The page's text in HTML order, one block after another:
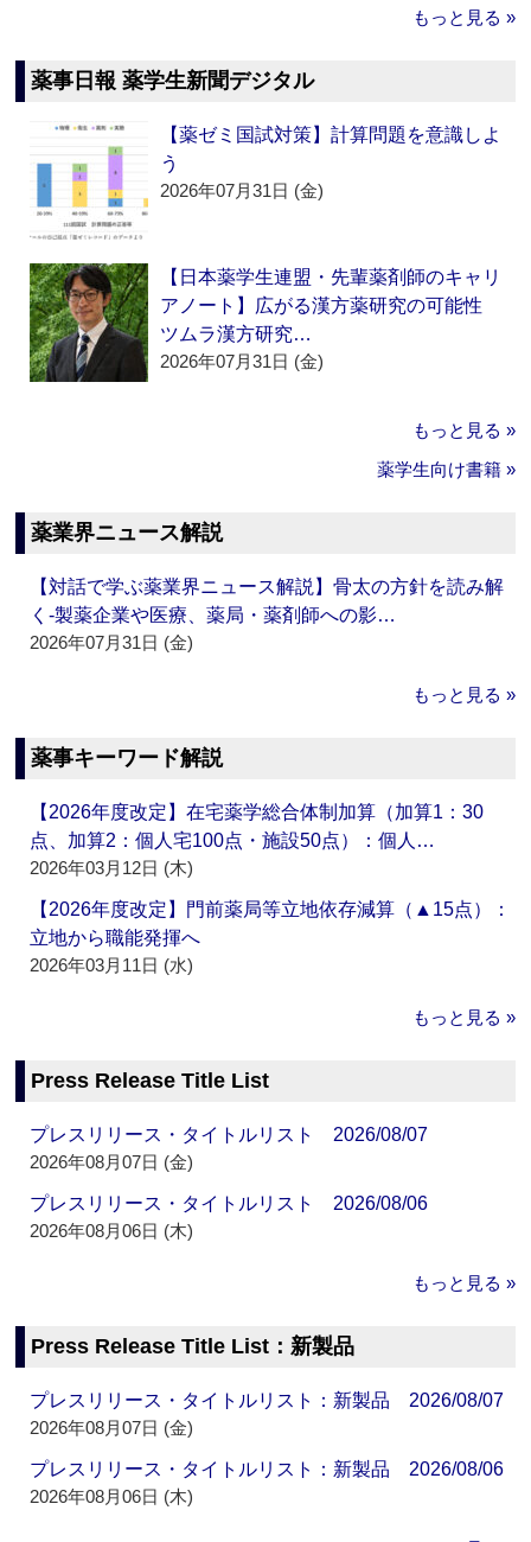
もっと見る »
薬事日報 薬学生新聞デジタル
【薬ゼミ国試対策】計算問題を意識しよ
う
2026年07月31日 (金)
【日本薬学生連盟・先輩薬剤師のキャリ
アノート】広がる漢方薬研究の可能性
ツムラ漢方研究…
2026年07月31日 (金)
もっと見る »
薬学生向け書籍 »
薬業界ニュース解説
【対話で学ぶ薬業界ニュース解説】骨太の方針を読み解
く‐製薬企業や医療、薬局・薬剤師への影…
2026年07月31日 (金)
もっと見る »
薬事キーワード解説
【2026年度改定】在宅薬学総合体制加算（加算1：30
点、加算2：個人宅100点・施設50点）：個人…
2026年03月12日 (木)
【2026年度改定】門前薬局等立地依存減算（▲15点）：
立地から職能発揮へ
2026年03月11日 (水)
もっと見る »
Press Release Title List
プレスリリース・タイトルリスト 2026/08/07
2026年08月07日 (金)
プレスリリース・タイトルリスト 2026/08/06
2026年08月06日 (木)
もっと見る »
Press Release Title List：新製品
プレスリリース・タイトルリスト：新製品 2026/08/07
2026年08月07日 (金)
プレスリリース・タイトルリスト：新製品 2026/08/06
2026年08月06日 (木)